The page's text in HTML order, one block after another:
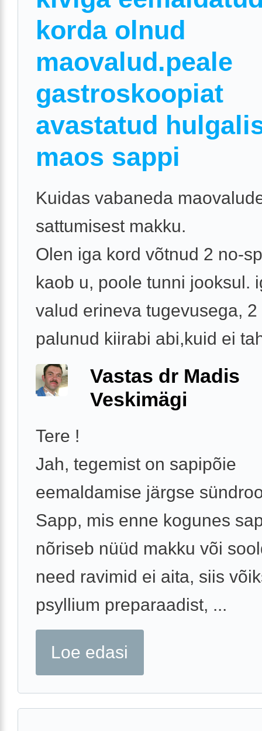
korda olnud
maovalud.peale
gastroskoopiat
avastatud
maos sappi
Kuidas vabaneda
sattumisest makku.
Olen iga kord võtnud 2 no-
kaob u, poole tunni jooksul.
valud erineva tugevusega, 2
palunud kiirabi abi,kuid ei
Vastas dr Madis
Veskimägi
Tere !
Jah, tegemist on sapipõie
eemaldamise järgse
Sapp, mis enne kogunes
nõriseb nüüd makku või
need ravimid ei aita, siis
psyllium preparaadist, ...
Loe edasi